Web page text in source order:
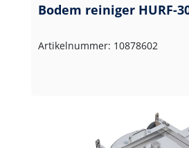
Bodem reiniger HURF-
Artikelnummer: 10878602